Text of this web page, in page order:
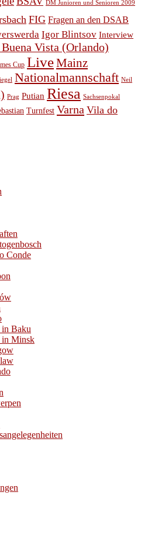
DM Junioren und Senioren 2009
FIG Fragen an den DSAB
Igor Blintsov Interview
Vista (Orlando)
Cup LiveMainz
Nationalmannschaft Neil
Prag Putian Riesa Sachsenpokal
Turnfest Varna Vila do
Conde
in Baku
in Minsk